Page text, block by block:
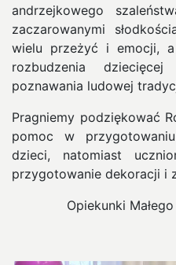
andrzejkowego
zaczarowanymi
wielu przeżyć i emocji,
rozbudzenia
poznawania ludowej
Pragniemy podziękować
pomoc w
dzieci, natomiast
przygotowanie dekoracji i
Opiekunki